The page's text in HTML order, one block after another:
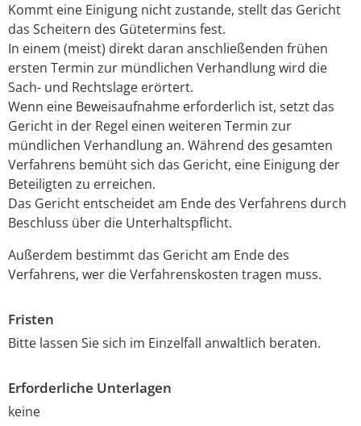
Kommt eine Einigung nicht zustande, stellt das Gericht
das Scheitern des Gütetermins fest.
In einem (meist) direkt daran anschließenden frühen
ersten Termin zur mündlichen Verhandlung wird die
Sach- und Rechtslage erörtert.
Wenn eine Beweisaufnahme erforderlich ist, setzt das
Gericht in der Regel einen weiteren Termin zur
mündlichen Verhandlung an. Während des gesamten
Verfahrens bemüht sich das Gericht, eine Einigung der
Beteiligten zu erreichen.
Das Gericht entscheidet am Ende des Verfahrens durch
Beschluss über die Unterhaltspflicht.
Außerdem bestimmt das Gericht am Ende des
Verfahrens, wer die Verfahrenskosten tragen muss.
Fristen
Bitte lassen Sie sich im Einzelfall anwaltlich beraten.
Erforderliche Unterlagen
keine